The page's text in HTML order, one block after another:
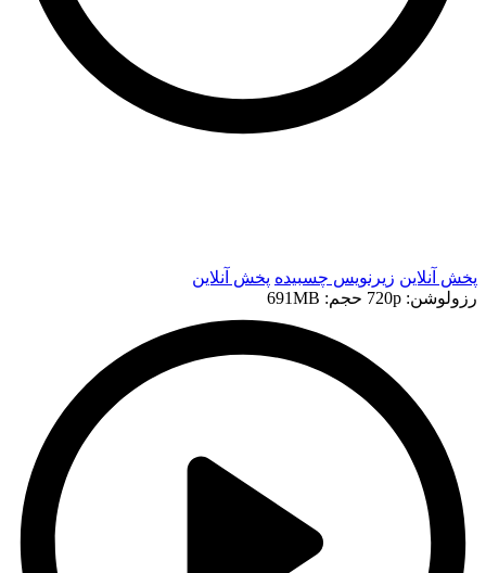
پخش آنلاین زیرنویس چسبیده پخش آنلاین
رزولوشن: 720p
حجم: 691MB